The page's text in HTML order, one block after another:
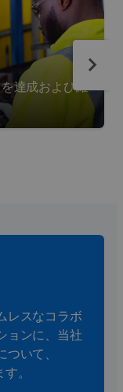
達成および維
レスなコラボ
ョンに、当社
いて、
。